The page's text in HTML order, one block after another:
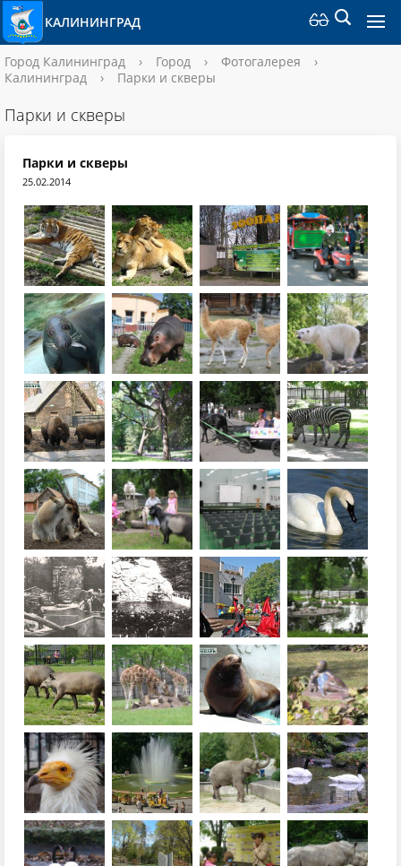
КАЛИНИНГРАД
Город Калининград › Город › Фотогалерея
›
Калининград
› Парки и скверы
Парки и скверы
Парки и скверы
25.02.2014